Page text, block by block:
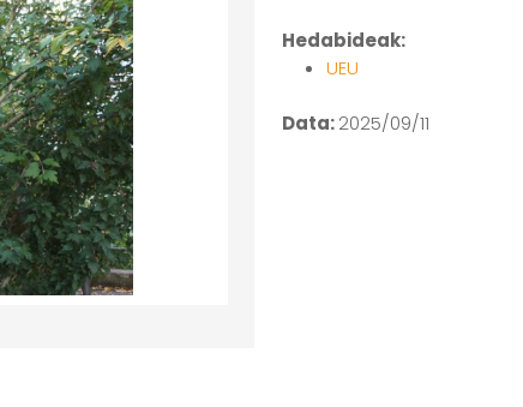
Hedabideak:
UEU
Data:2025/09/11